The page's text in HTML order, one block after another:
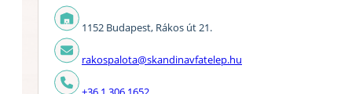
1152 Budapest, Rákos út 21.
rakospalota@skandinavfatelep.hu